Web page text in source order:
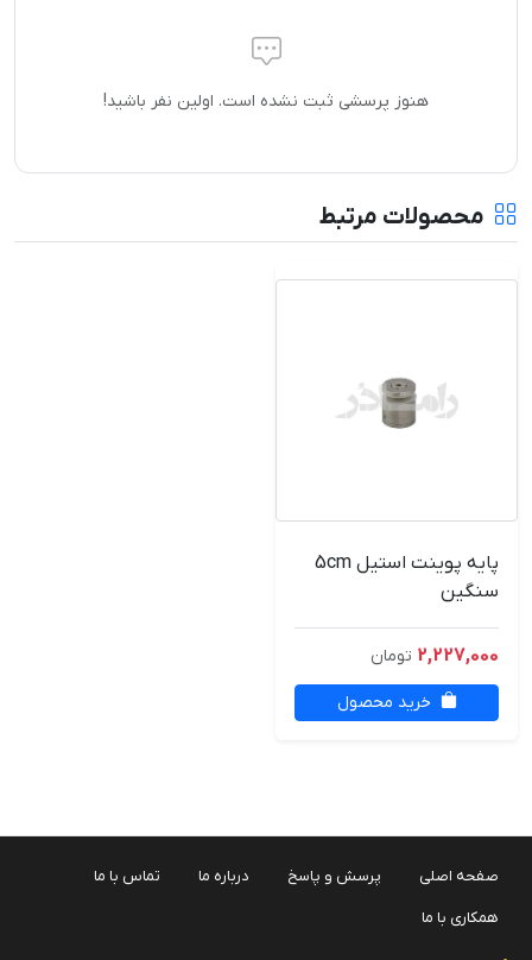
هنوز پرسشی ثبت نشده است. اولین نفر باشید!
محصولات مرتبط
پایه پوینت استیل 5cm
سنگین
2,227,000 تومان
خرید محصول
صفحه اصلی پرسش و پاسخ درباره ما تماس با ما
همکاری با ما